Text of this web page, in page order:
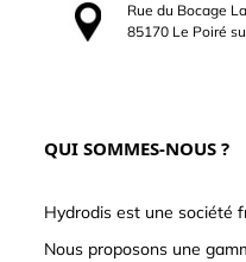
Rue du Bocage
85170 Le Poiré
QUI SOMMES-NOUS ?
Hydrodis est une société
Nous proposons une